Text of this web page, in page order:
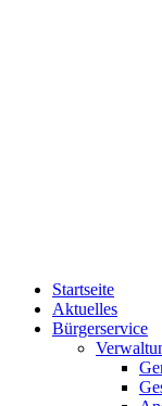
Startseite
Aktuelles
Bürgerservice